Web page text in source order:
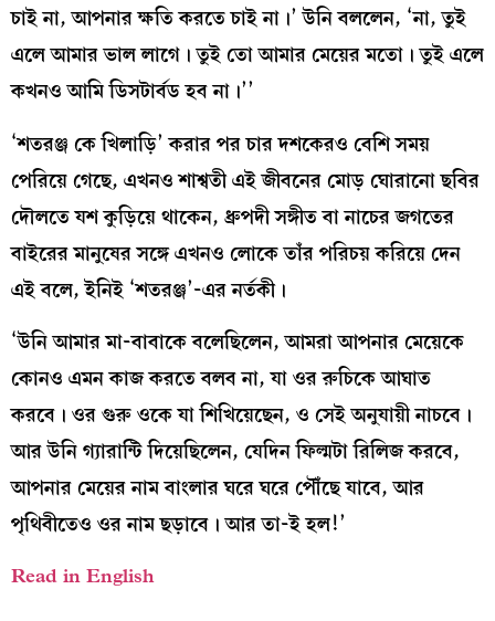
চাই না, আপনার ক্ষতি করতে চাই না।’ উনি বললেন, ‘না, তুই
এলে আমার ভাল লাগে। তুই তো আমার মেয়ের মতো। তুই এলে
কখনও আমি ডিসটার্বড হব না।’’
‘শতরঞ্জ কে খিলাড়ি’ করার পর চার দশকেরও বেশি সময়
পেরিয়ে গেছে, এখনও শাশ্বতী এই জীবনের মোড় ঘোরানো ছবির
দৌলতে যশ কুড়িয়ে থাকেন, ধ্রুপদী সঙ্গীত বা নাচের জগতের
বাইরের মানুষের সঙ্গে এখনও লোকে তাঁর পরিচয় করিয়ে দেন
এই বলে, ইনিই ‘শতরঞ্জ’-এর নর্তকী।
‘উনি আমার মা-বাবাকে বলেছিলেন, আমরা আপনার মেয়েকে
কোনও এমন কাজ করতে বলব না, যা ওর রুচিকে আঘাত
করবে। ওর গুরু ওকে যা শিখিয়েছেন, ও সেই অনুযায়ী নাচবে।
আর উনি গ্যারান্টি দিয়েছিলেন, যেদিন ফিল্মটা রিলিজ করবে,
আপনার মেয়ের নাম বাংলার ঘরে ঘরে পৌঁছে যাবে, আর
পৃথিবীতেও ওর নাম ছড়াবে। আর তা-ই হল!’
Read in English